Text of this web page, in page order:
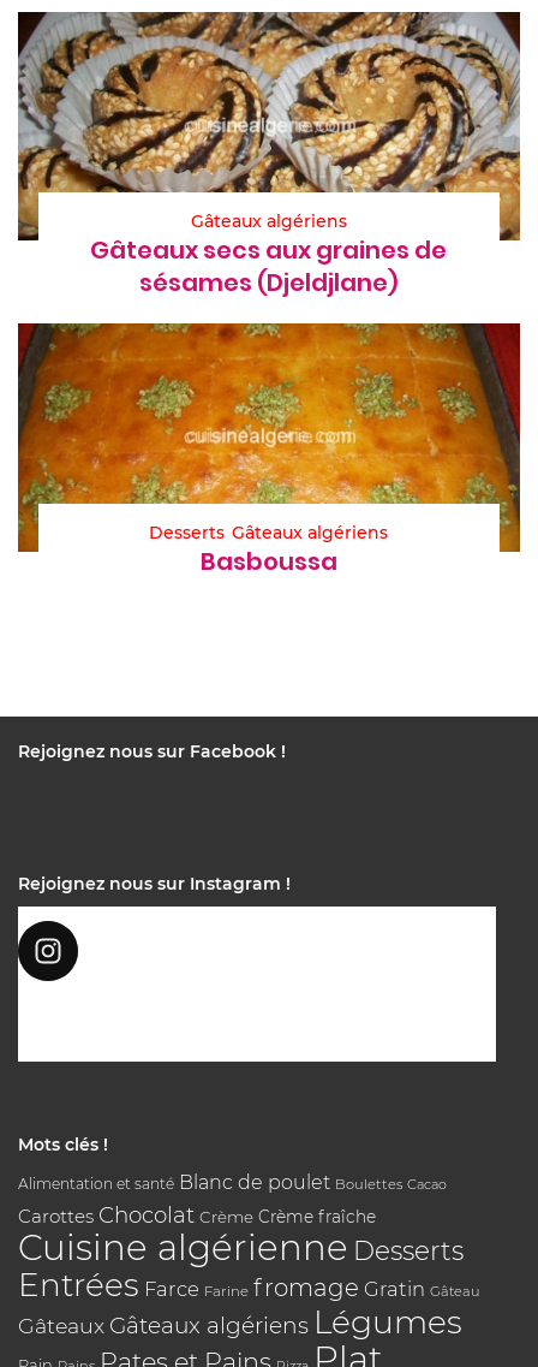
Gâteaux algériens
Gâteaux secs aux graines de
sésames (Djeldjlane)
Desserts Gâteaux algériens
Basboussa
Rejoignez nous sur Facebook !
Rejoignez nous sur Instagram !
Mots clés !
Alimentation et santé Blanc de poulet Boulettes Cacao
Carottes Chocolat Crème Crème fraîche
Cuisine algérienne Desserts
Entrées Farce Farine fromage Gratin Gâteau
Gâteaux Gâteaux algériens Légumes
Plat